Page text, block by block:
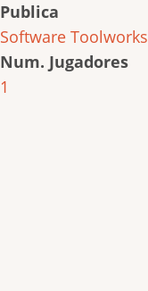
Publica
Software Toolworks
Num. Jugadores
1